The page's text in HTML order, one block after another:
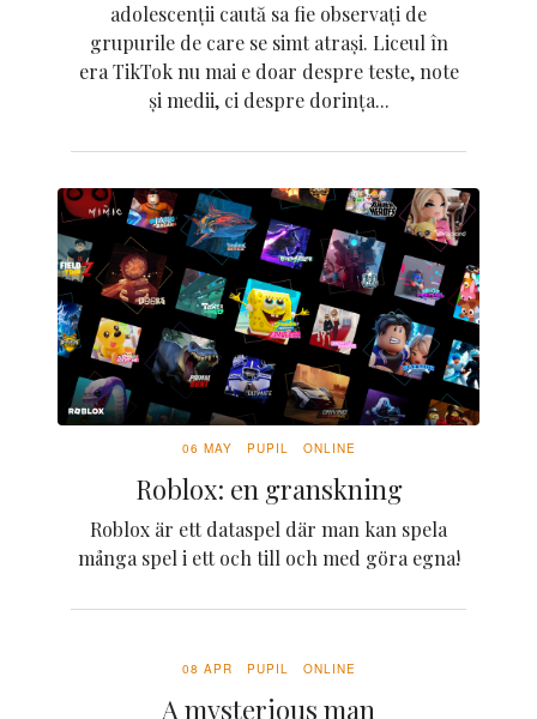
adolescenții caută sa fie observați de
grupurile de care se simt atrași. Liceul în
era TikTok nu mai e doar despre teste, note
și medii, ci despre dorința...
06 MAY PUPIL ONLINE
Roblox: en granskning
Roblox är ett dataspel där man kan spela
många spel i ett och till och med göra egna!
08 APR PUPIL ONLINE
A mysterious man